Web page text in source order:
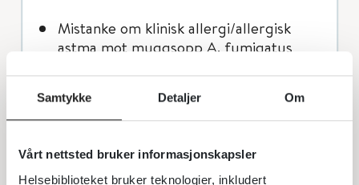
Samtykke Detaljer Om
Vårt nettsted bruker informasjonskapsler
Helsebiblioteket bruker teknologier, inkludert
Mistanke om klinisk allergi/allergisk
astma mot muggsopp A. fumigatus
Mistanke om allergisk bronkopulmonal
aspergillose (ABPA).
fumigatus-ekstrakt og klinisk mistanke